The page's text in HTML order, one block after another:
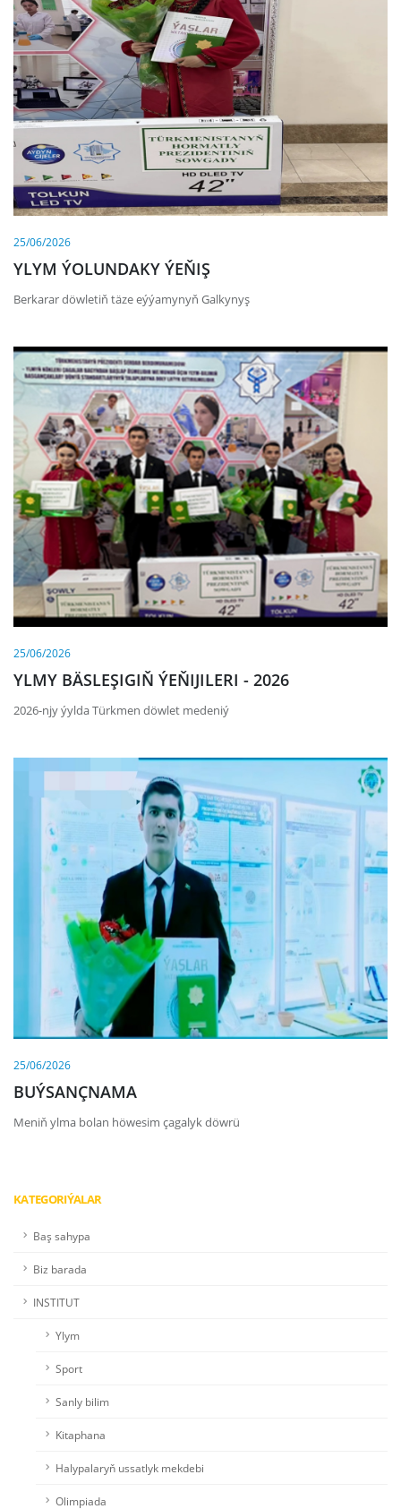
25/06/2026
YLYM ÝOLUNDAKY ÝEŇIŞ
Berkarar döwletiň täze eýýamynyň Galkynyş
25/06/2026
YLMY BÄSLEŞIGIŇ ÝEŇIJILERI - 2026
2026-njy ýylda Türkmen döwlet medeniý
25/06/2026
BUÝSANÇNAMA
Meniň ylma bolan höwesim çagalyk döwrü
KATEGORIÝALAR
Baş sahypa
Biz barada
INSTITUT
Ylym
Sport
Sanly bilim
Kitaphana
Halypalaryň ussatlyk mekdebi
Olimpiada